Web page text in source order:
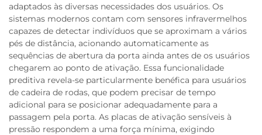
adaptados às diversas necessidades dos usuários. Os
sistemas modernos contam com sensores infravermelhos
capazes de detectar indivíduos que se aproximam a vários
pés de distância, acionando automaticamente as
sequências de abertura da porta ainda antes de os usuários
chegarem ao ponto de ativação. Essa funcionalidade
preditiva revela-se particularmente benéfica para usuários
de cadeira de rodas, que podem precisar de tempo
adicional para se posicionar adequadamente para a
passagem pela porta. As placas de ativação sensíveis à
pressão respondem a uma força mínima, exigindo